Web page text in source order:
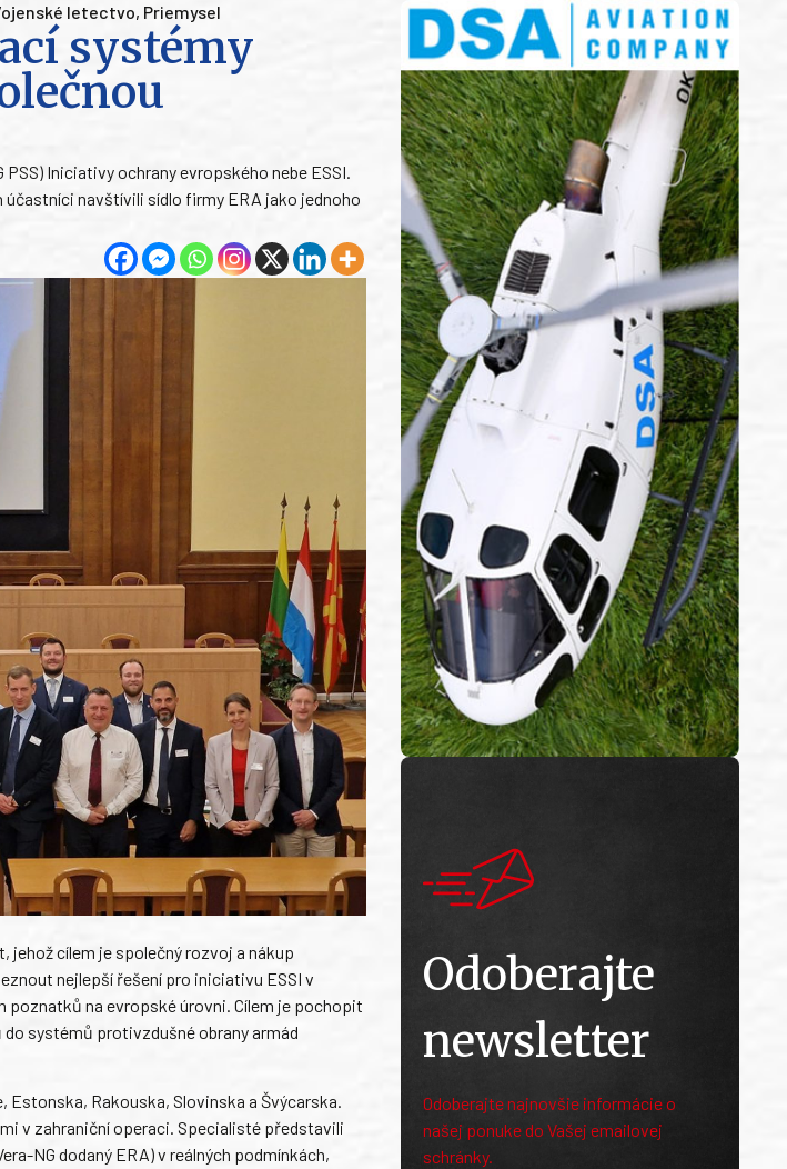
letectvo, Priemysel
systémy
Iniciativy ochrany evropského nebe ESSI.
navštívili sídlo firmy ERA jako jednoho
jehož cílem je společný rozvoj a nákup
nejlepší řešení pro iniciativu ESSI v
na evropské úrovni. Cílem je pochopit
systémů protivzdušné obrany armád
Rakouska, Slovinska a Švýcarska.
v zahraniční operaci. Specialisté představili
NG dodaný ERA) v reálných podmínkách,
Odoberajte
newsletter
Odoberajte najnovšie informácie o
našej ponuke do Vašej emailovej
schránky.